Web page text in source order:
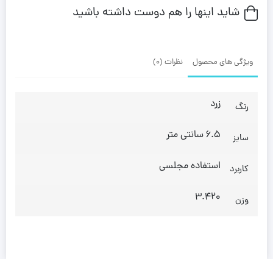
شاید اینها را هم دوست داشته باشید
ویژگی های محصول نظرات (0)
رنگ زرد
سایز 6.5 سانتی متر
کاربرد استفاده مجلسی
وزن 3.420